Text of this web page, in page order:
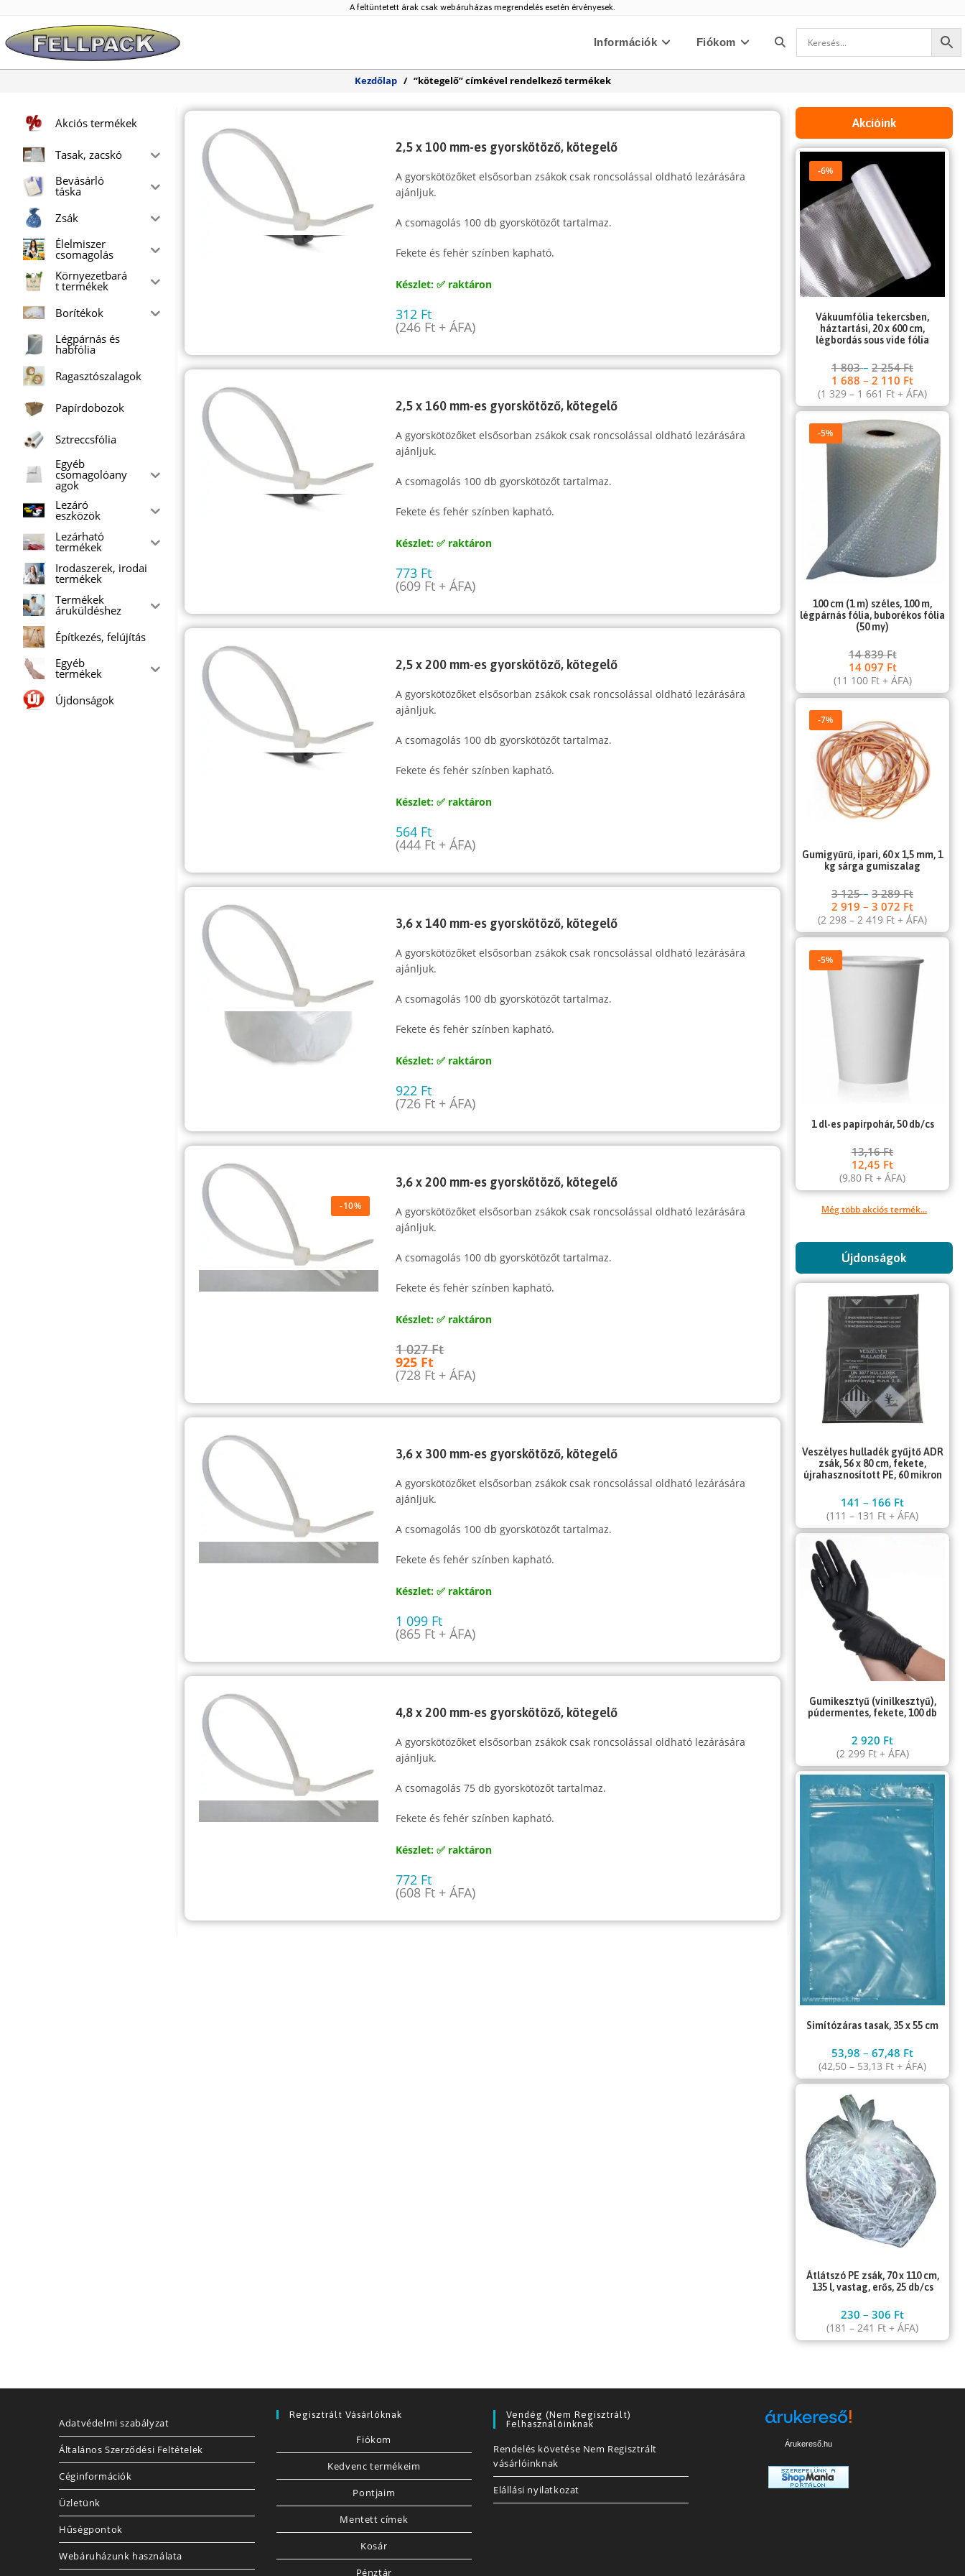
content
A feltüntetett árak csak webáruházas megrendelés esetén érvényesek.
Információk Fiókom Toggle
search
Kezdőlap / “kötegelő” címkével rendelkező termékek
2,5 x 100 mm-es gyorskötöző, kötegelő
A gyorskötözőket elsősorban zsákok csak roncsolással oldható lezárására
ajánljuk.
A csomagolás 100 db gyorskötözőt tartalmaz.
Fekete és fehér színben kapható.
Készlet: ✅ raktáron
312 Ft
(246 Ft + ÁFA)
2,5 x 160 mm-es gyorskötöző, kötegelő
A gyorskötözőket elsősorban zsákok csak roncsolással oldható lezárására
ajánljuk.
A csomagolás 100 db gyorskötözőt tartalmaz.
Fekete és fehér színben kapható.
Készlet: ✅ raktáron
773 Ft
(609 Ft + ÁFA)
2,5 x 200 mm-es gyorskötöző, kötegelő
A gyorskötözőket elsősorban zsákok csak roncsolással oldható lezárására
ajánljuk.
A csomagolás 100 db gyorskötözőt tartalmaz.
Fekete és fehér színben kapható.
Készlet: ✅ raktáron
564 Ft
(444 Ft + ÁFA)
3,6 x 140 mm-es gyorskötöző, kötegelő
A gyorskötözőket elsősorban zsákok csak roncsolással oldható lezárására
ajánljuk.
A csomagolás 100 db gyorskötözőt tartalmaz.
Fekete és fehér színben kapható.
Készlet: ✅ raktáron
922 Ft
(726 Ft + ÁFA)
-10%
3,6 x 200 mm-es gyorskötöző, kötegelő
A gyorskötözőket elsősorban zsákok csak roncsolással oldható lezárására
ajánljuk.
A csomagolás 100 db gyorskötözőt tartalmaz.
Fekete és fehér színben kapható.
Készlet: ✅ raktáron
1 027Ft
925 Ft
(728 Ft + ÁFA)
3,6 x 300 mm-es gyorskötöző, kötegelő
A gyorskötözőket elsősorban zsákok csak roncsolással oldható lezárására
ajánljuk.
A csomagolás 100 db gyorskötözőt tartalmaz.
Fekete és fehér színben kapható.
Készlet: ✅ raktáron
1 099 Ft
(865 Ft + ÁFA)
4,8 x 200 mm-es gyorskötöző, kötegelő
A gyorskötözőket elsősorban zsákok csak roncsolással oldható lezárására
ajánljuk.
A csomagolás 75 db gyorskötözőt tartalmaz.
Fekete és fehér színben kapható.
Készlet: ✅ raktáron
772 Ft
(608 Ft + ÁFA)
Akciós termékek
Tasak, zacskó
Bevásárló
táska
Zsák
Élelmiszer
csomagolás
Környezetbará
t termékek
Borítékok
Légpárnás és
habfólia
Ragasztószalagok
Papírdobozok
Sztreccsfólia
Egyéb
csomagolóany
agok
Lezáró
eszközök
Lezárható
termékek
Irodaszerek, irodai
termékek
Termékek
áruküldéshez
Építkezés, felújítás
Egyéb
termékek
Újdonságok
Akcióink
-6%
Vákuumfólia tekercsben,
háztartási, 20 x 600 cm,
légbordás sous vide fólia
1 803–2 254Ft
1 688–2 110 Ft
(1 329– 1 661 Ft + ÁFA)
-5%
100 cm (1 m) széles, 100 m,
légpárnás fólia, buborékos fólia
(50 my)
14 839Ft
14 097 Ft
(11 100 Ft+ ÁFA)
-7%
Gumigyűrű, ipari, 60 x 1,5 mm, 1
kg sárga gumiszalag
3 125–3 289Ft
2 919–3 072 Ft
(2 298–2 419 Ft + ÁFA)
-5%
1 dl-es papírpohár, 50 db/cs
13,16Ft
12,45 Ft
(9,80 Ft + ÁFA)
Még több akciós termék...
Újdonságok
Veszélyes hulladék gyűjtő ADR
zsák, 56 x 80 cm, fekete,
újrahasznosított PE, 60 mikron
141– 166 Ft
(111– 131 Ft + ÁFA)
Gumikesztyű (vinilkesztyű),
púdermentes, fekete, 100 db
2 920 Ft
(2 299 Ft+ ÁFA)
Simítózáras tasak, 35 x 55 cm
53,98–67,48 Ft
(42,50– 53,13 Ft + ÁFA)
Átlátszó PE zsák, 70 x 110 cm,
135 l, vastag, erős, 25 db/cs
230–306 Ft
(181– 241 Ft + ÁFA)
Adatvédelmi szabályzat
Általános Szerződési Feltételek
Céginformációk
Üzletünk
Hűségpontok
Webáruházunk használata
Regisztrált Vásárlóknak
Fiókom
Kedvenc termékeim
Pontjaim
Mentett címek
Kosár
Pénztár
Vendég (nem Regisztrált)
Felhasználóinknak
Rendelés követése Nem Regisztrált
vásárlóinknak
Elállási nyilatkozat
Árukereső.hu